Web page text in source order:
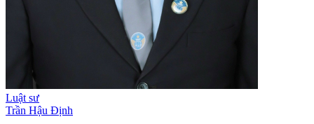
Luật sư
Trần Hậu Định